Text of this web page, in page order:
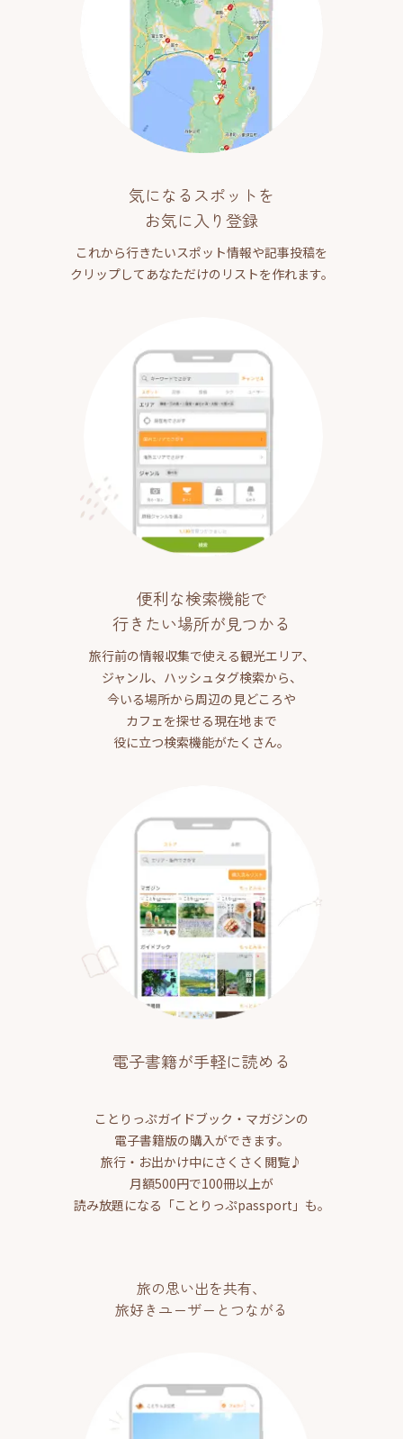
気になるスポットを
お気に入り登録
これから行きたいスポット情報や記事投稿を
クリップしてあなただけのリストを作れます。
便利な検索機能で
行きたい場所が見つかる
旅行前の情報収集で使える観光エリア、
ジャンル、ハッシュタグ検索から、
今いる場所から周辺の見どころや
カフェを探せる現在地まで
役に立つ検索機能がたくさん。
電子書籍が手軽に読める
ことりっぷガイドブック・マガジンの
電子書籍版の購入ができます。
旅行・お出かけ中にさくさく閲覧♪
月額500円で100冊以上が
読み放題になる「ことりっぷpassport」も。
旅の思い出を共有、
旅好きユーザーとつながる